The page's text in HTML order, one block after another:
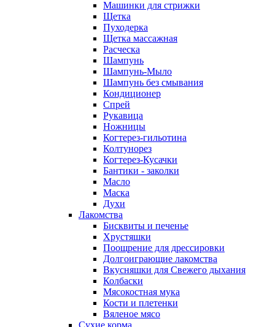
Машинки для стрижки
Щетка
Пуходерка
Щетка массажная
Расческа
Шампунь
Шампунь-Мыло
Шампунь без cмывания
Кондиционер
Спрей
Рукавица
Ножницы
Когтерез-гильотина
Колтунорез
Когтерез-Кусачки
Бантики - заколки
Масло
Маска
Духи
Лакомства
Бисквиты и печенье
Хрустяшки
Поощрение для дрессировки
Долгоиграющие лакомства
Вкусняшки для Свежего дыхания
Колбаски
Мясокостная мука
Кости и плетенки
Вяленое мясо
Сухие корма